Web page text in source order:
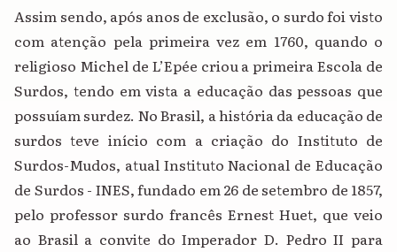
Assim sendo, após anos de exclusão, o surdo foi visto
com atenção pela primeira vez em 1760, quando o
religioso Michel de L’Epée criou a primeira Escola de
Surdos, tendo em vista a educação das pessoas que
possuíam surdez. No Brasil, a história da educação de
surdos teve início com a criação do Instituto de
Surdos-Mudos, atual Instituto Nacional de Educação
de Surdos - INES, fundado em 26 de setembro de 1857,
pelo professor surdo francês Ernest Huet, que veio
ao Brasil a convite do Imperador D. Pedro II para